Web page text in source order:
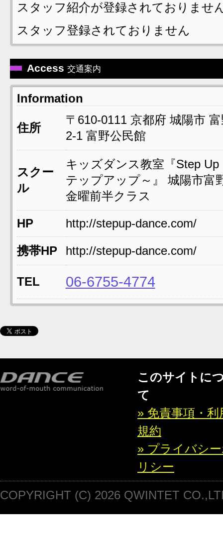
スタッフ紹介が登録されておりませ
スタッフ登録されておりません
Access 交通案内
Information
住所
〒610-0111 京都府 城陽市
2-1富野公民館
スクー
ル
キッズダンス教室『Step Up
テップアップ～』 城陽市
金曜前半クラス
HP http://stepup-dance.com/
携帯HP http://stepup-dance.com/
TEL 06-6755-4774
このサイトに
て
» 免責事項・利
規約
» プライバシ
リシー
COPYRIGHT (C) 2026 QWINTET